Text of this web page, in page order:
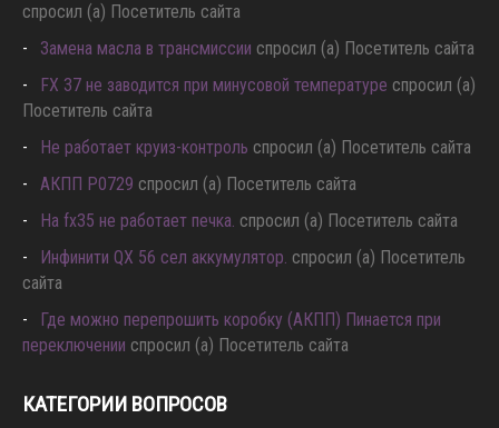
спросил (а) Посетитель сайта
Замена масла в трансмиссии спросил (а) Посетитель сайта
FX 37 не заводится при минусовой температуре спросил (а)
Посетитель сайта
Не работает круиз-контроль спросил (а) Посетитель сайта
АКПП P0729 спросил (а) Посетитель сайта
Hа fx35 не работает печка. спросил (а) Посетитель сайта
Инфинити QX 56 сел аккумулятор. спросил (а) Посетитель
сайта
Где можно перепрошить коробку (АКПП) Пинается при
переключении спросил (а) Посетитель сайта
КАТЕГОРИИ ВОПРОСОВ